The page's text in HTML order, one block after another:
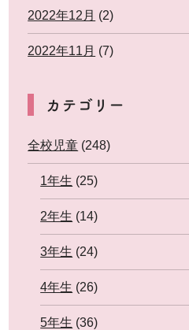
2022年12月 (2)
2022年11月 (7)
カテゴリー
全校児童 (248)
1年生 (25)
2年生 (14)
3年生 (24)
4年生 (26)
5年生 (36)